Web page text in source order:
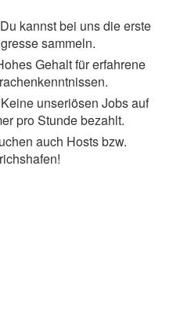
Du kannst bei uns die erste
sammeln.
Gehalt für erfahrene
Keine unseriösen Jobs auf
pro Stunde bezahlt.
auch Hosts bzw.